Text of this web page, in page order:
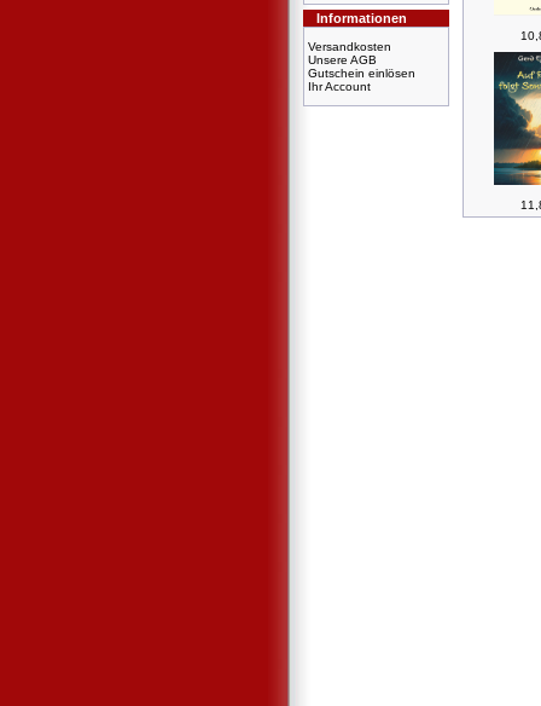
Informationen
Versandkosten
Unsere AGB
Gutschein einlösen
Ihr Account